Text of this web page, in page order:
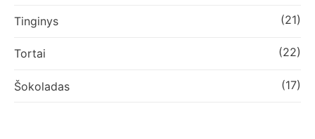
Tinginys (21)
Tortai (22)
Šokoladas (17)